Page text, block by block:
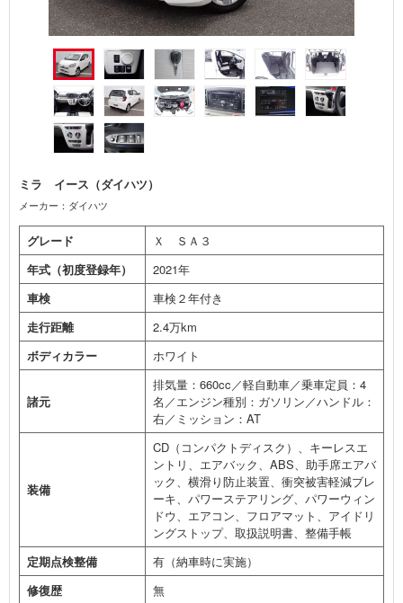
ミラ イース（ダイハツ）
メーカー：ダイハツ
グレード
Ｘ ＳＡ３
年式（初度登録年）
2021年
車検
車検２年付き
走行距離
2.4万km
ボディカラー
ホワイト
諸元
排気量：660cc／軽自動車／乗車定員：4
名／エンジン種別：ガソリン／ハンドル：
右／ミッション：AT
装備
CD（コンパクトディスク）、キーレスエ
ントリ、エアバック、ABS、助手席エアバ
ック、横滑り防止装置、衝突被害軽減ブレ
ーキ、パワーステアリング、パワーウィン
ドウ、エアコン、フロアマット、アイドリ
ングストップ、取扱説明書、整備手帳
定期点検整備
有（納車時に実施）
修復歴
無